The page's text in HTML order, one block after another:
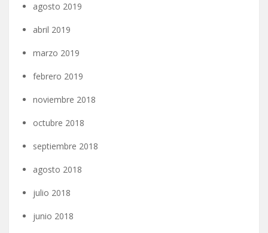
agosto 2019
abril 2019
marzo 2019
febrero 2019
noviembre 2018
octubre 2018
septiembre 2018
agosto 2018
julio 2018
junio 2018